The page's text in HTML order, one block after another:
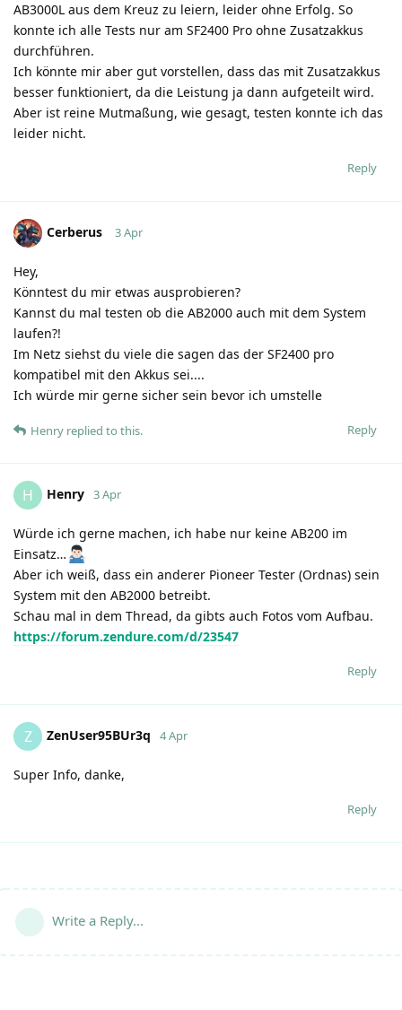
AB3000L aus dem Kreuz zu leiern, leider ohne Erfolg. So
konnte ich alle Tests nur am SF2400 Pro ohne Zusatzakkus
durchführen.
Ich könnte mir aber gut vorstellen, dass das mit Zusatzakkus
besser funktioniert, da die Leistung ja dann aufgeteilt wird.
Aber ist reine Mutmaßung, wie gesagt, testen konnte ich das
leider nicht.
Reply
Cerberus 3 Apr
Hey,
Könntest du mir etwas ausprobieren?
Kannst du mal testen ob die AB2000 auch mit dem System
laufen?!
Im Netz siehst du viele die sagen das der SF2400 pro
kompatibel mit den Akkus sei....
Ich würde mir gerne sicher sein bevor ich umstelle
Reply
Henry replied to this.
H Henry 3 Apr
Würde ich gerne machen, ich habe nur keine AB200 im
Einsatz…
Aber ich weiß, dass ein anderer Pioneer Tester (Ordnas) sein
System mit den AB2000 betreibt.
Schau mal in dem Thread, da gibts auch Fotos vom Aufbau.
https://forum.zendure.com/d/23547
Reply
Z ZenUser95BUr3q 4 Apr
Super Info, danke,
Reply
Write a Reply...